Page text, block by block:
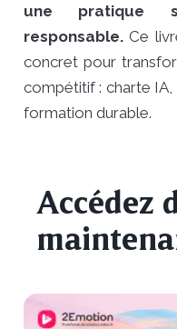
une pratique
responsable.Ce
concret pour
compétitif : charte IA,
formation durable.
Accédez